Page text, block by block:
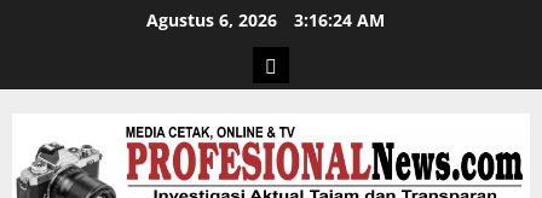
Agustus 6, 2026 3:16:25 AM